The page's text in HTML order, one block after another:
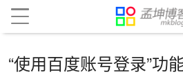
“使用百度账号登录”功